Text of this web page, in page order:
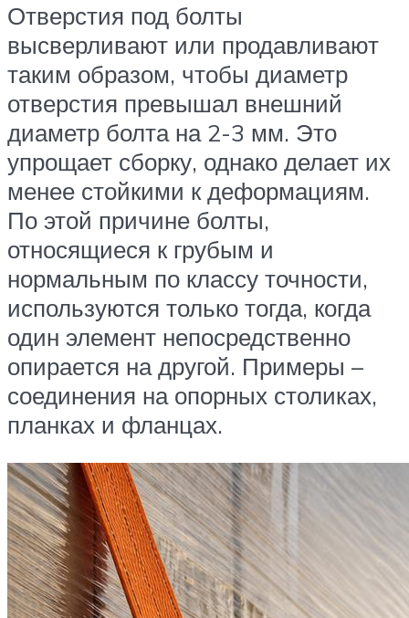
Отверстия под болты
высверливают или продавливают
таким образом, чтобы диаметр
отверстия превышал внешний
диаметр болта на 2-3 мм. Это
упрощает сборку, однако делает их
менее стойкими к деформациям.
По этой причине болты,
относящиеся к грубым и
нормальным по классу точности,
используются только тогда, когда
один элемент непосредственно
опирается на другой. Примеры –
соединения на опорных столиках,
планках и фланцах.